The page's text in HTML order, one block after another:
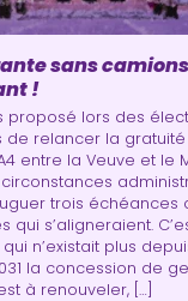
sans
!
proposé lors des
de relancer la
entre la Veuve et le
circonstances
trois échéances
qui s’aligneraient.
n’existait plus
la concession de
à renouveler, […]